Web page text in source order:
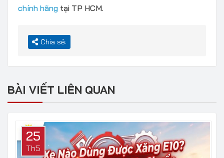
chính hãng tại TP HCM.
Chia sẻ:
BÀI VIẾT LIÊN QUAN
25
Th5